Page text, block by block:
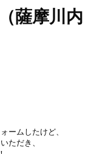
薩摩川内
ームしたけど、
ただき、